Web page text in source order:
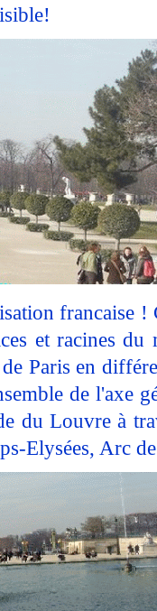
francaise !
et racines
Paris en
de l'axe
du Louvre à
Elysées, Arc